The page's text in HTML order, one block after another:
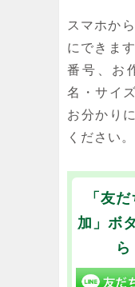
スマホか
にできま
番号、お
名・サイ
お分かり
ください。
「友
加」ボ
ら